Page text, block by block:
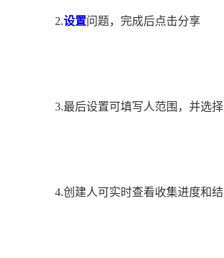
2.设置问题，完成后点击分享
3.最后设置可填写人范围，并选
4.创建人可实时查看收集进度和